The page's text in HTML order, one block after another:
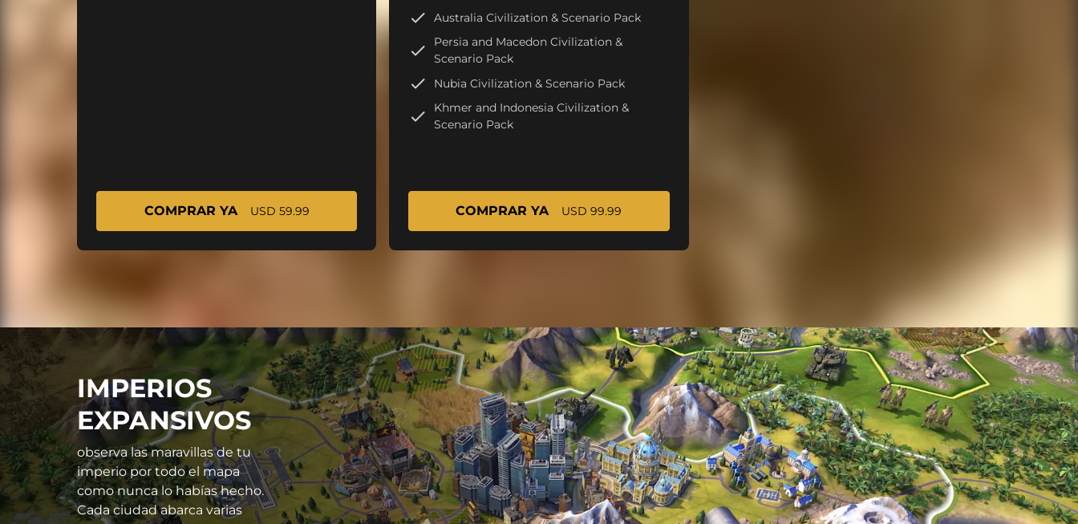
COMPRAR YA USD 59.99
Australia Civilization & Scenario Pack
Persia and Macedon Civilization &
Scenario Pack
Nubia Civilization & Scenario Pack
Khmer and Indonesia Civilization &
Scenario Pack
COMPRAR YA USD 99.99
IMPERIOS
EXPANSIVOS
observa las maravillas de tu
imperio por todo el mapa
como nunca lo habías hecho.
Cada ciudad abarca varias